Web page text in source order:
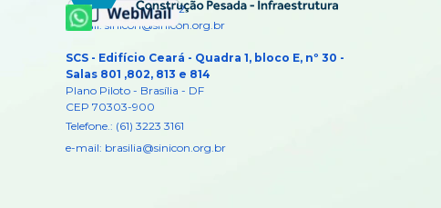
Telefone: (21) 2210-1322
e-mail: sinicon@sinicon.org.br
SCS - Edifício Ceará - Quadra 1, bloco E, nº 30 -
Salas 801 ,802, 813 e 814
Plano Piloto - Brasília - DF
CEP 70303-900
Telefone.: (61) 3223 3161
e-mail: brasilia@sinicon.org.br